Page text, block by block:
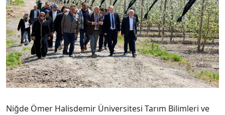
Niğde Ömer Halisdemir Üniversitesi Tarım Bilimleri ve